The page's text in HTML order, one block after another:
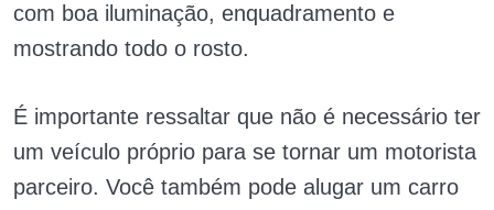
com boa iluminação, enquadramento e
mostrando todo o rosto.
É importante ressaltar que não é necessário ter
um veículo próprio para se tornar um motorista
parceiro. Você também pode alugar um carro